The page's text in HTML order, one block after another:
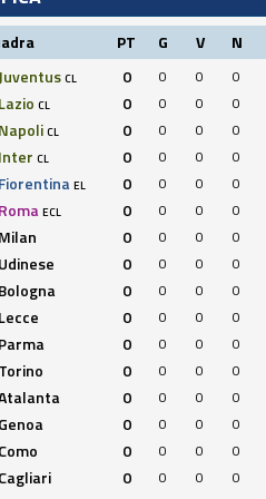
PT G V N
Juventus CL 0 0 0 0
Lazio CL 0 0 0 0
Napoli CL 0 0 0 0
Inter CL 0 0 0 0
Fiorentina EL 0 0 0 0
Roma ECL 0 0 0 0
Milan 0 0 0 0
Udinese 0 0 0 0
Bologna 0 0 0 0
Lecce 0 0 0 0
Parma 0 0 0 0
Torino 0 0 0 0
0 0 0 0
Genoa 0 0 0 0
Como 0 0 0 0
Cagliari 0 0 0 0